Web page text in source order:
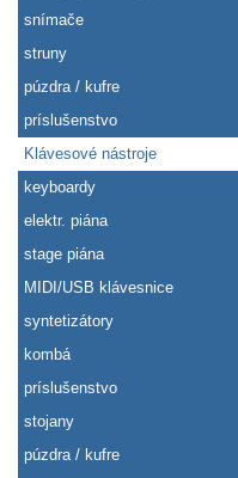
snímače
struny
púzdra / kufre
príslušenstvo
Klávesové nástroje
keyboardy
elektr. piána
stage piána
MIDI/USB klávesnice
syntetizátory
kombá
príslušenstvo
stojany
púzdra / kufre